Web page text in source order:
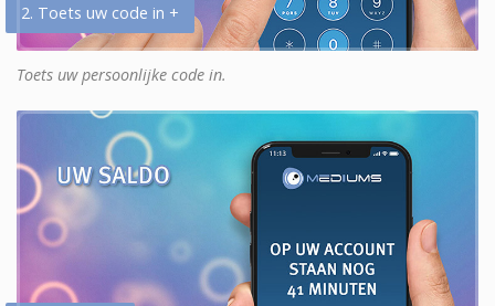
2. Toets uw code in +
Toets uw persoonlijke code in.